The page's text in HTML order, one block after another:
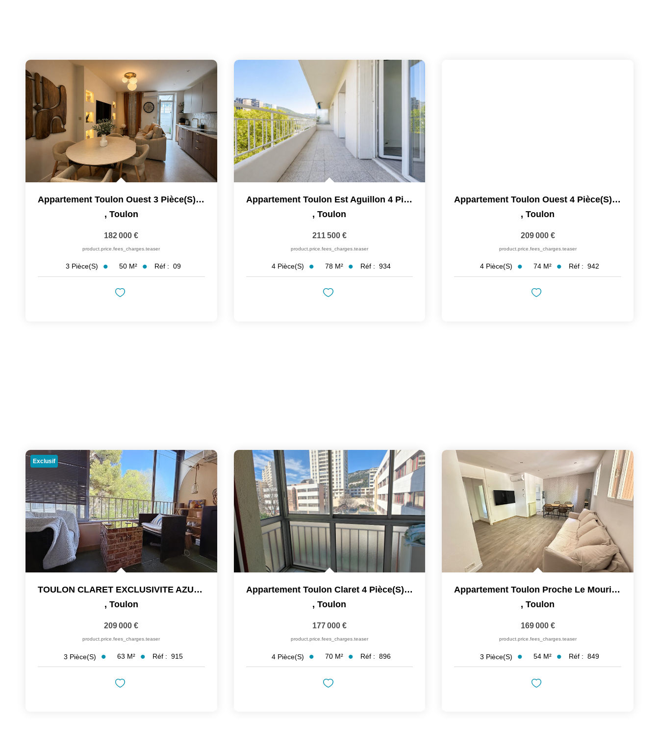
Appartement Toulon Ouest 3 Pièce(s) 50 M2 Avec Terrasse De...
, Toulon
182 000 €
product.price.fees_charges.teaser
3 Pièce(s) 50 M² Réf : 09
Appartement Toulon Est Aguillon 4 Pièce(s) 78 M2 Avec Deux...
,Toulon
211 500 €
product.price.fees_charges.teaser
4 Pièce(s) 78 M² Réf : 934
Appartement Toulon Ouest 4 Pièce(s) 74 M2 Avec Balcon,...
,Toulon
209 000 €
product.price.fees_charges.teaser
4 Pièce(s) 74 M² Réf : 942
Exclusif
TOULON CLARET EXCLUSIVITE AZUR IMMOBILIER. BEL APPARTEMENT...
, Toulon
209 000 €
product.price.fees_charges.teaser
3 Pièce(s) 63 M² Réf : 915
Appartement Toulon Claret 4 Pièce(s) 70 M2, 3 Chambres,...
,Toulon
177 000 €
product.price.fees_charges.teaser
4 Pièce(s) 70 M² Réf : 896
Appartement Toulon Proche Le Mourillon 3 Pièce(s) 54 M2
,Toulon
169 000 €
product.price.fees_charges.teaser
3 Pièce(s) 54 M² Réf : 849